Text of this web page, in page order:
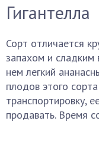
Гигантелла
Сорт отличается
запахом и сладким
нем легкий
плодов этого
транспортировку,
продавать. Время